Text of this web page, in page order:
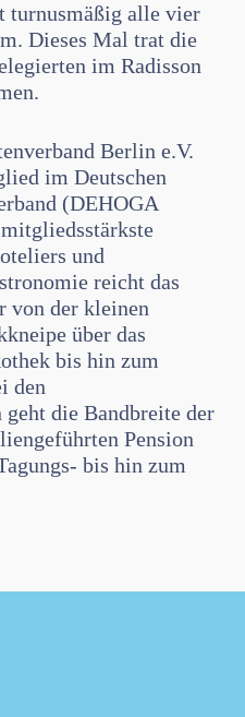
turnusmäßig alle vier
Dieses Mal trat die
im Radisson
Berlin e.V.
im Deutschen
(DEHOGA
und
reicht das
von der kleinen
über das
bis hin zum
den
geht die Bandbreite der
Pension
bis hin zum